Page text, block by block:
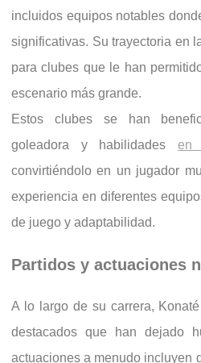
incluidos equipos notables
significativas. Su trayectoria en
para clubes que le han
escenario más grande.
Estos clubes se han
goleadora y habilidadesen
convirtiéndolo en un jugador
experiencia en diferentes
de juego y adaptabilidad.
Partidos y actuaciones
A lo largo de su carrera,
destacados que han dejado
actuaciones a menudo incluyen